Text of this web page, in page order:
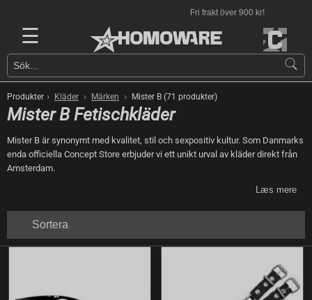
Fri frakt över 900 kr!
☰
Produkter › Kläder › Märken › Mister B (71 produkter)
Mister B Fetischkläder
Mister B är synonymt med kvalitet, stil och sexpositiv kultur. Som Danmarks
enda officiella Concept Store erbjuder vi ett unikt urval av kläder direkt från
Amsterdam.
Læs mere
Sortera